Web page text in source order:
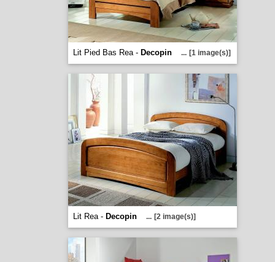
Lit Pied Bas Rea - Decopin ... [1 image(s)]
Lit Rea - Decopin ... [2 image(s)]